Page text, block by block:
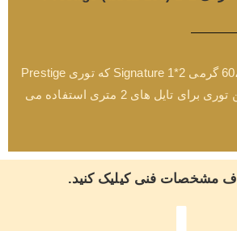
توری های عرض 200 ،60 گرمی 2*1 Signature که توری Prestige
200 هم نام دارد; از این توری برای تایل های 2 متری استفاده می
مشخصات فنی کیلیک کنید.